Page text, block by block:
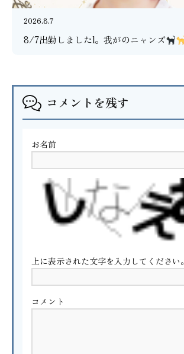
2026.8.7
8/7出勤しましたl。我がのニャンズ
コメントを残す
お名前
上に表示された文字を入力してください。
コメント